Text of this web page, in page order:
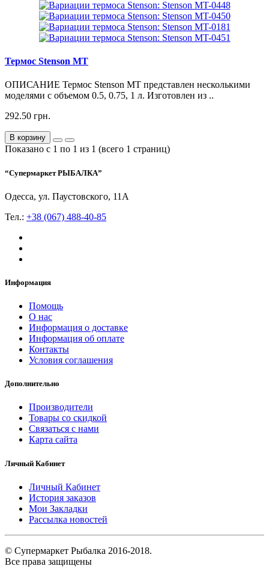
Термос Stenson MT
ОПИСАНИЕ Термос Stenson MT представлен несколькими
моделями с объемом 0.5, 0.75, 1 л. Изготовлен из ..
292.50 грн.
В корзину
Показано с 1 по 1 из 1 (всего 1 страниц)
“Супермаркет РЫБАЛКА”
Одесса, ул. Паустовского, 11А
Тел.: +38 (067) 488-40-85
Информация
Помощь
О нас
Информация о доставке
Информация об оплате
Контакты
Условия соглашения
Дополнительно
Производители
Товары со скидкой
Связаться с нами
Карта сайта
Личный Кабинет
Личный Кабинет
История заказов
Мои Закладки
Рассылка новостей
© Супермаркет Рыбалка 2016-2018.
Все права защищены